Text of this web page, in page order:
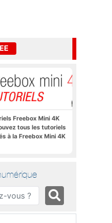
Freebox Mini 4K
tous les tutoriels
à la Freebox Mini 4K